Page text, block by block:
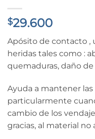
$29.600
Apósito de contacto ,
heridas tales como :
quemaduras, daño de
Ayuda a mantener
particularmente
cambio de los
gracias, al material no